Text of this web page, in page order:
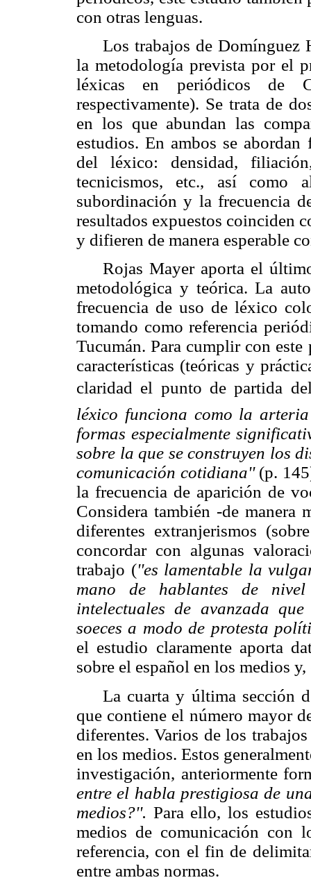
con otras lenguas.
Los trabajos de Domínguez
la metodología prevista por el
léxicas en periódicos de
respectivamente). Se trata de
en los que abundan las
estudios. En ambos se
del léxico: densidad,
tecnicismos, etc., así como
subordinación y la frecuencia
resultados expuestos coinciden
y difieren de manera esperable
Rojas Mayer aporta el
metodológica y teórica. La
frecuencia de uso de léxico
tomando como referencia
Tucumán. Para cumplir con
características (teóricas y
claridad el punto de partida
léxico funciona como la
formas especialmente
sobre la que se construyen los
comunicación cotidiana''(p.
la frecuencia de aparición de
Considera también -de manera
diferentes extranjerismos
concordar con algunas
trabajo (''es lamentable la
mano de hablantes de
intelectuales de avanzada
soeces a modo de protesta
el estudio claramente aporta
sobre el español en los medios
La cuarta y última sección
que contiene el número mayor
diferentes. Varios de los
en los medios. Estos
investigación, anteriormente
entre el habla prestigiosa de
medios?''. Para ello, los
medios de comunicación con
referencia, con el fin de
entre ambas normas.